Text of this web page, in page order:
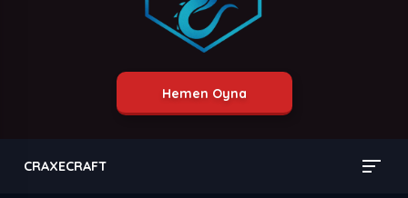
Hemen Oyna
CRAXECRAFT